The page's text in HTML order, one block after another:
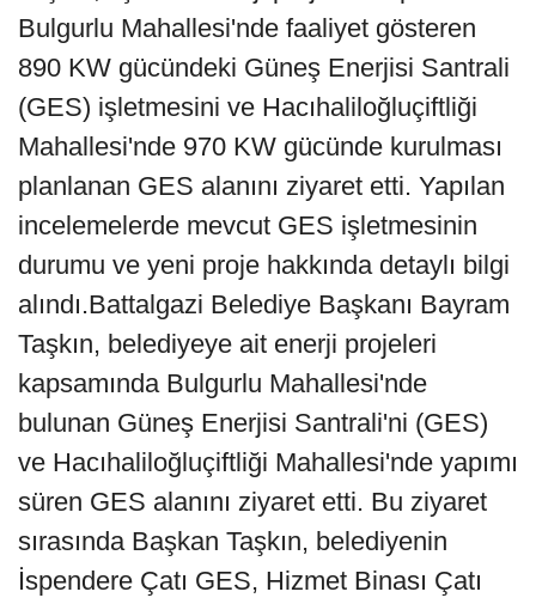
Bulgurlu Mahallesi'nde faaliyet gösteren
890 KW gücündeki Güneş Enerjisi Santrali
(GES) işletmesini ve Hacıhaliloğluçiftliği
Mahallesi'nde 970 KW gücünde kurulması
planlanan GES alanını ziyaret etti. Yapılan
incelemelerde mevcut GES işletmesinin
durumu ve yeni proje hakkında detaylı bilgi
alındı.Battalgazi Belediye Başkanı Bayram
Taşkın, belediyeye ait enerji projeleri
kapsamında Bulgurlu Mahallesi'nde
bulunan Güneş Enerjisi Santrali'ni (GES)
ve Hacıhaliloğluçiftliği Mahallesi'nde yapımı
süren GES alanını ziyaret etti. Bu ziyaret
sırasında Başkan Taşkın, belediyenin
İspendere Çatı GES, Hizmet Binası Çatı